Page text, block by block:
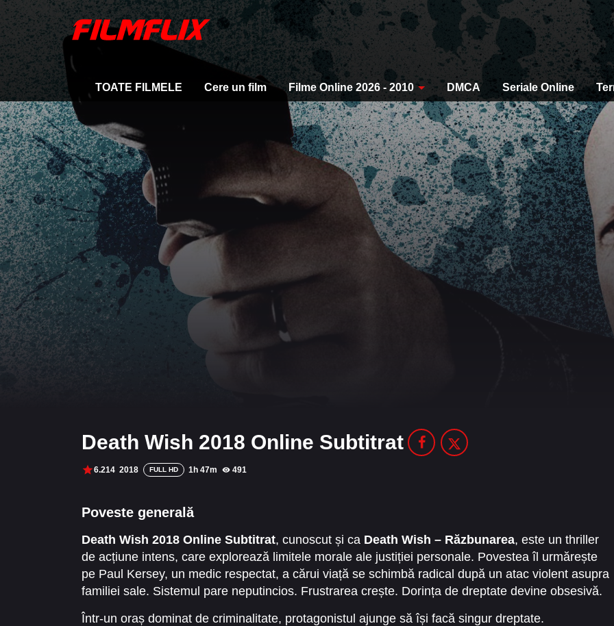
TOATE FILMELE Cere un film Filme Online 2026 - 2010 DMCA Seriale Online
Death Wish 2018 Online Subtitrat
6.214 2018 FULL HD 1h 47m 491
Poveste generală
Death Wish 2018 Online Subtitrat, cunoscut și ca Death Wish – Răzbunarea, este un thriller
de acțiune intens, care explorează limitele morale ale justiției personale. Povestea îl urmărește
pe Paul Kersey, un medic respectat, a cărui viață se schimbă radical după un atac violent asupra
familiei sale. Sistemul pare neputincios. Frustrarea crește. Dorința de dreptate devine obsesivă.
Într-un oraș dominat de criminalitate, protagonistul ajunge să își facă singur dreptate.